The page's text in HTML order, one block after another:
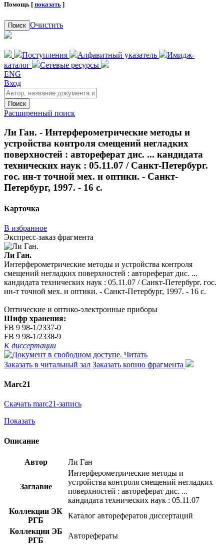
Помощь [ показать ]
Поиск Очистить
Поступления Алфавитный указатель
Имидж-
каталог
Сетевые ресурсы
ENG
Вход
Поиск
Расширенный поиск
Ли Ган. - Интерферометрические методы и
устройства контроля смещений негладких
поверхностей : автореферат дис. ... кандидата
технических наук : 05.11.07 / Санкт-Петербург.
гос. ин-т точной мех. и оптики. - Санкт-
Петербург, 1997. - 16 с.
Карточка
В избранное
Экспресс-заказ фрагмента
Ли Ган.
Интерферометрические методы и устройства контроля
смещений негладких поверхностей : автореферат дис. ...
кандидата технических наук : 05.11.07 / Санкт-Петербург. гос.
ин-т точной мех. и оптики. - Санкт-Петербург, 1997. - 16 с.
Оптические и оптико-электронные приборы
Шифр хранения:
FB 9 98-1/2337-0
FB 9 98-1/2338-9
К диссертации
Читать
Заказать в читальный зал Заказать копию фрагмента
Marc21
Скачать marc21-запись
Показать
Описание
Автор Ли Ган
Заглавие
Интерферометрические методы и
устройства контроля смещений негладких
поверхностей : автореферат дис. ...
кандидата технических наук : 05.11.07
Коллекции ЭК
РГБ
Каталог авторефератов диссертаций
Коллекции ЭБ
РГБ
Авторефераты